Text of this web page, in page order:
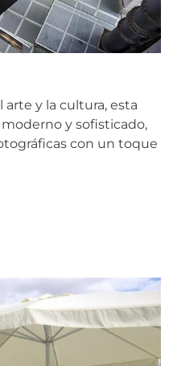
y la cultura, esta
y sofisticado,
con un toque